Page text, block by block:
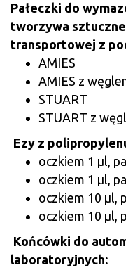
Pałeczki do
two­rzy­wa
transportowej z
AMIES
AMIES z
STUART
STUART z
Ezy z
oczkiem 1 µl,
oczkiem 1 µl,
oczkiem 10 µl,
oczkiem 10 µl,
Końcówki do
laboratoryjnych: